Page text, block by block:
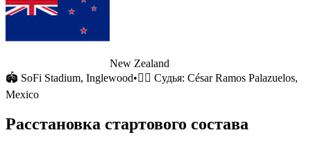
New Zealand
🏟 SoFi Stadium, Inglewood•🧑‍⚖️ Судья: César Ramos Palazuelos,
Mexico
Расстановка стартового состава